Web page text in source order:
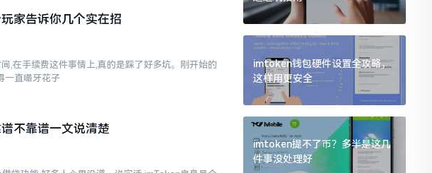
家告诉你几个实在招
,在手续费这件事情上,真的是踩了好多坑。刚开始的
一直嘬牙花子
不靠谱一文说清楚
imtoken钱包硬件设置全攻略，
这样用更安全
imtoken提不了币？多半是这几
件事没处理好